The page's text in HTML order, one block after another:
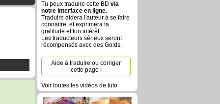
Tu peux traduire cette BD via
notre interface en ligne.
Traduire aidera l'auteur à se faire
connaitre, et exprimera ta
gratitude et ton intérêt.
Les traducteurs sérieux seront
récompensés avec des Golds.
Aide à traduire ou corriger
cette page !
Voir toutes les vidéos de tuto